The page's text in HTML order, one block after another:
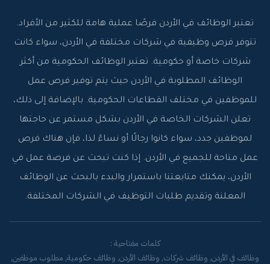
تعتبر الوظائف في الأردن فرصًا عملية هامة للكثير من الأفراد.
تتوفر فرص وظيفية في شركات مختلفة في الأردن، سواء كانت
شركات خاصة أو حكومية. تعتبر الوظائف الحكومية من أكثر
الوظائف المطلوبة في الأردن حيث يتم توفير فرص عمل
للموظفين في مختلف القطاعات الحكومية. بالإضافة إلى ذلك،
تعلن الشركات الخاصة في الأردن بشكل مستمر عن حاجتها
لموظفين جدد، سواء كانوا رجالًا أو نساءً لذا، فإن هناك فرص
عمل متاحة للجميع في الأردن. إذا كنت تبحث عن فرصة عمل في
الأردن، يمكنك متابعتنا باستمرار والبدء بالبحث عن الوظائف
المعلنة وتقديم طلبات التوظيف في الشركات المختلفة.
كلمات مفتاحية :
وظائف في الأردن, وظائف شركات, وظائف الأردن, وظائف حكومية, مطلوب موظفين,